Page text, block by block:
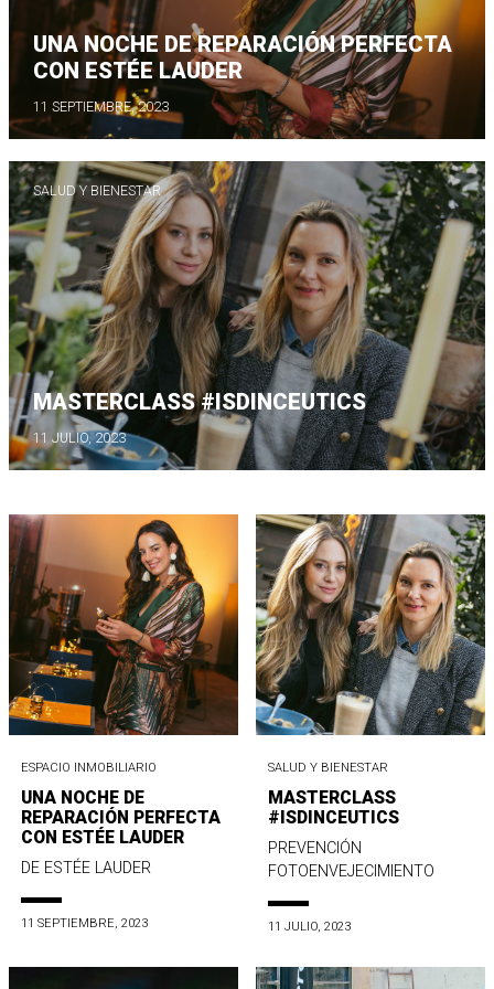
UNA NOCHE DE REPARACIÓN PERFECTA
CON ESTÉE LAUDER
11 SEPTIEMBRE, 2023
SALUD Y BIENESTAR
MASTERCLASS #ISDINCEUTICS
11 JULIO, 2023
ESPACIO INMOBILIARIO
UNA NOCHE DE
REPARACIÓN PERFECTA
CON ESTÉE LAUDER
DE ESTÉE LAUDER
11 SEPTIEMBRE, 2023
SALUD Y BIENESTAR
MASTERCLASS
#ISDINCEUTICS
PREVENCIÓN
FOTOENVEJECIMIENTO
11 JULIO, 2023